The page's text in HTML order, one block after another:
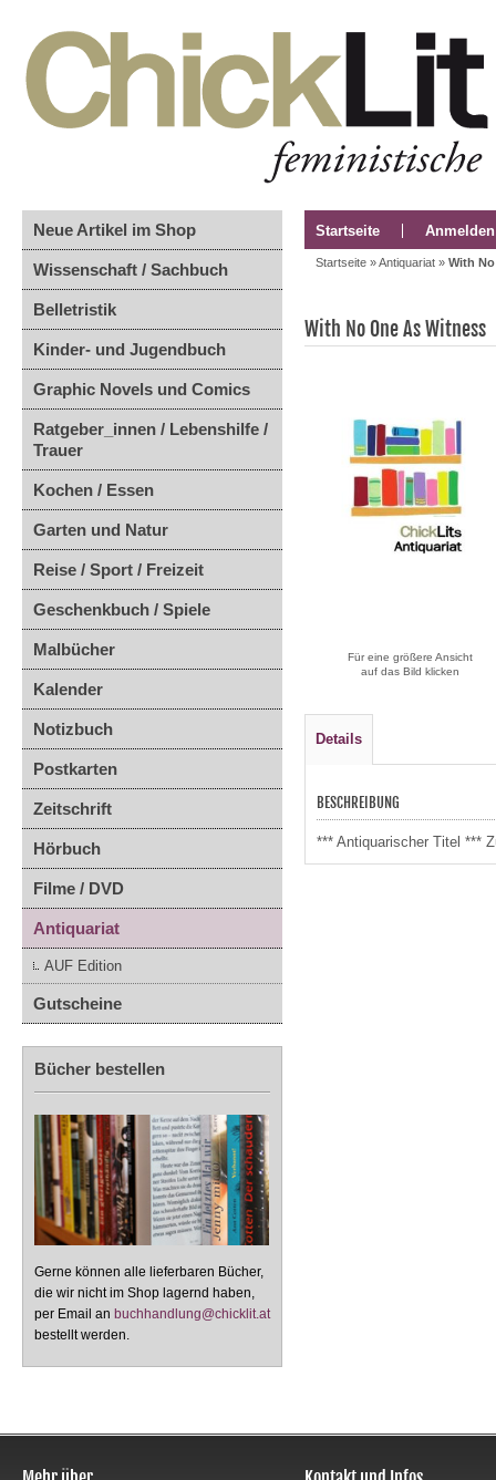
Neue Artikel im Shop
Wissenschaft / Sachbuch
Belletristik
Kinder- und Jugendbuch
Graphic Novels und Comics
Ratgeber_innen / Lebenshilfe /
Trauer
Kochen / Essen
Garten und Natur
Reise / Sport / Freizeit
Geschenkbuch / Spiele
Malbücher
Kalender
Notizbuch
Postkarten
Zeitschrift
Hörbuch
Filme / DVD
Antiquariat
AUF Edition
Gutscheine
Bücher bestellen
Gerne können alle lieferbaren Bücher,
die wir nicht im Shop lagernd haben,
per Email an buchhandlung@chicklit.at
bestellt werden.
Startseite Anmelden
Startseite »Antiquariat » With
With No One As Witness
Für eine größere Ansicht
auf das Bild klicken
Details
BESCHREIBUNG
*** Antiquarischer Titel ***